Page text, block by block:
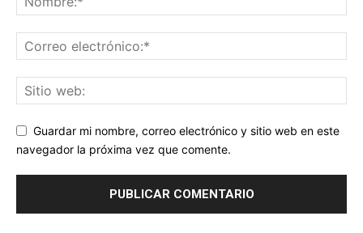
Guardar mi nombre, correo electrónico y sitio web en este
navegador la próxima vez que comente.